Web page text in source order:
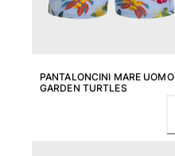
PANTALONCINI MARE UOMO
GARDEN TURTLES